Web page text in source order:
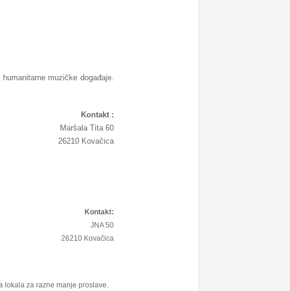
muzičke događaje.
Kontakt :
Maršala Tita 60
26210 Kovačica
Kontakt:
JNA 50
26210 Kovačica
lokala za razne manje proslave.